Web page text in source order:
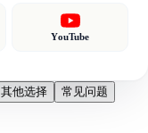
YouTube
其他选择 常见问题